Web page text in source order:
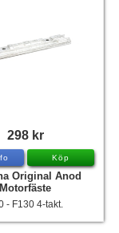
298 kr
Köp
Original Anod
Motorfäste
- F130 4-takt.